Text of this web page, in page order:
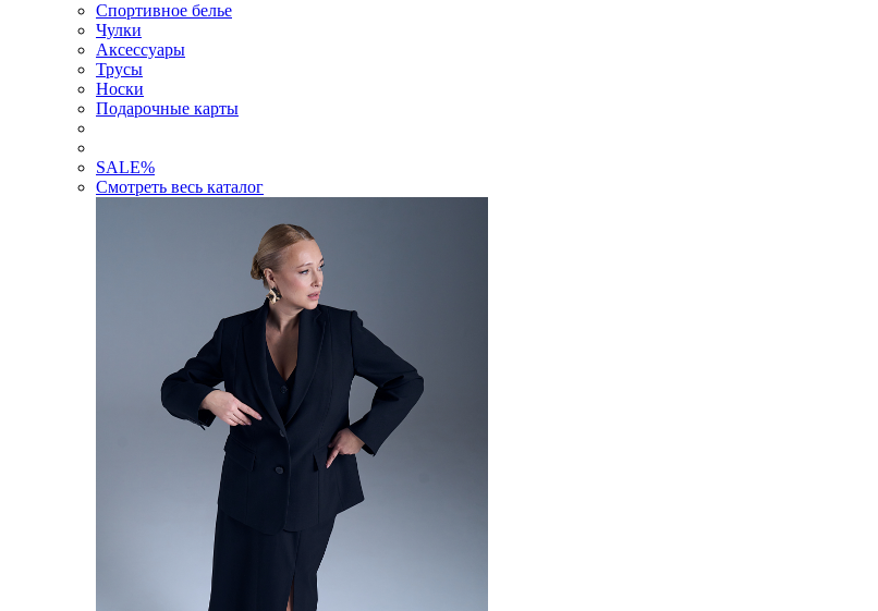
Спортивное белье
Чулки
Аксессуары
Трусы
Носки
Подарочные карты
SALE%
Смотреть весь каталог